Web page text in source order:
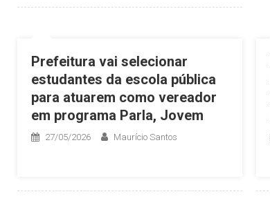
Prefeitura vai selecionar
estudantes da escola pública
para atuarem como vereador
em programa Parla, Jovem
27/05/2026 Maurício Santos